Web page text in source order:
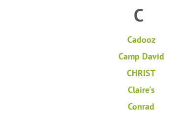
C
Cadooz
Camp David
CHRIST
Claire's
Conrad